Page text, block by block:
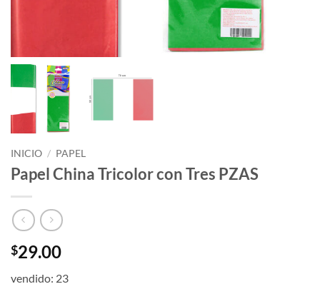
INICIO / PAPEL
Papel China Tricolor con Tres PZAS
$29.00
vendido: 23